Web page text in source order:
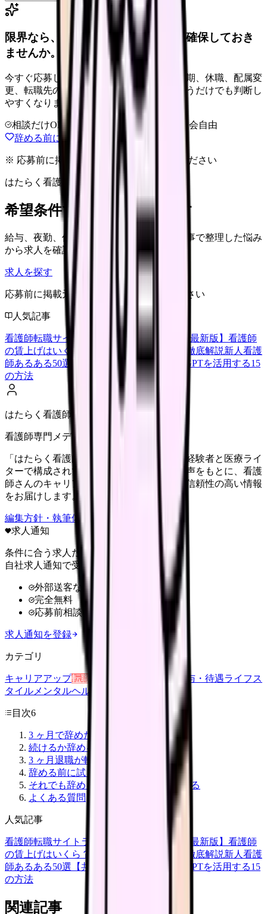
限界なら、退職前に次の逃げ道だけ確保しておき
ませんか。
今すぐ応募しなくても大丈夫です。退職時期、休職、配属変
更、転職先の条件を第三者に整理してもらうだけでも判断し
やすくなります。
相談だけOK LINE相談OK 完全無料
退会自由
辞める前に選択肢を確認する
※ 応募前に掲載元の最新情報を確認してください
はたらく看護師さん 求人
希望条件で看護師求人を探す
給与、夜勤、休み、ブランクなど、この記事で整理した悩み
から求人を確認できます。
求人を探す
応募前に掲載元の最新情報を確認してください
人気記事
看護師転職サイトランキングTOP5【2026年最新版】 看護師
の賃上げはいくら？2026年度の最新情報を徹底解説新人看護
師あるある50選【共感必至】
看護師がChatGPTを活用する15
の方法
はたらく看護師さん編集部
看護師専門メディア
「はたらく看護師さん」編集部は、看護師経験者と医療ライ
ターで構成されています。現場のリアルな声をもとに、看護
師さんのキャリア・転職・働き方に関する信頼性の高い情報
をお届けします。
編集方針・執筆体制・監修体制を見る
求人通知
条件に合う求人だけ
自社求人通知で受け取る
外部送客なし
完全無料
応募前相談OK
求人通知を登録
カテゴリ
キャリアアップ転職ガイド 職場環境 給与・待遇ライフス
タイル メンタルヘルス
目次6
3 ヶ月で辞めたい気持ちは「普通」
続けるか辞めるかの判断軸 5 つ
3 ヶ月退職が転職市場で与える印象
辞める前に試したい 3 手
それでも辞めるなら「次」を先に決める
よくある質問
人気記事
看護師転職サイトランキングTOP5【2026年最新版】 看護師
の賃上げはいくら？2026年度の最新情報を徹底解説新人看護
師あるある50選【共感必至】
看護師がChatGPTを活用する15
の方法
関連記事